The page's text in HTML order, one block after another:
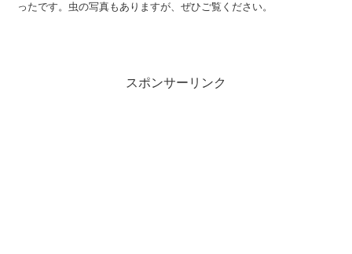
ったです。虫の写真もありますが、ぜひご覧ください。
スポンサーリンク